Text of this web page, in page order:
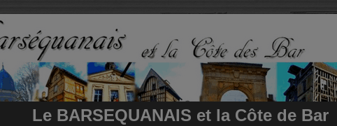
Le BARSEQUANAIS et la Côte de Bar